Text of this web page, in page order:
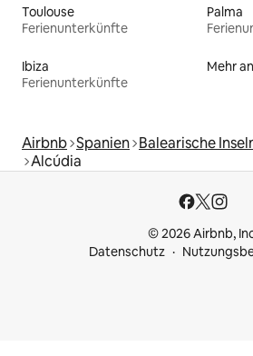
Toulouse
Ferienunterkünfte
Palma
Ibiza
Ferienunterkünfte
Mehr
Airbnb Spanien Balearische
Alcúdia
© 2026 Airbnb,
Datenschutz